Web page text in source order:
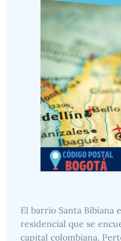
El barrio Santa Bibiana
residencial que se
capital colombiana.